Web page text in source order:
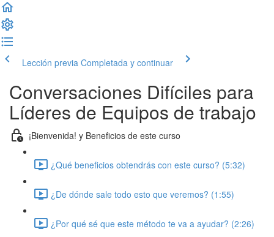
Lección previa Completada y continuar
Conversaciones Difíciles para
Líderes de Equipos de trabajo
¡Bienvenida! y Beneficios de este curso
¿Qué beneficios obtendrás con este curso? (5:32)
¿De dónde sale todo esto que veremos? (1:55)
¿Por qué sé que este método te va a ayudar? (2:26)